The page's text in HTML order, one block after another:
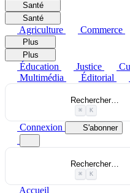
Santé
Santé
Agriculture Commerce
Plus
Plus
Éducation Justice
Multimédia
Éditorial
Rechercher…
⌘ K
Connexion S'abonner
Rechercher…
⌘ K
Accueil